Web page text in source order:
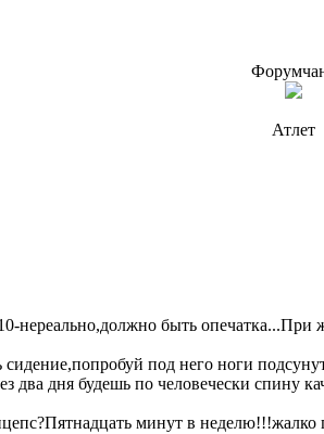
Атлет
нереально,должно быть опечатка...При
сидение,попробуй под него ноги
два дня будешь по человечески спину
минут в неделю!!!жалко